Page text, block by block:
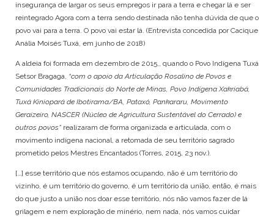
insegurança de largar os seus empregos ir para a terra e chegar lá e ser
reintegrado Agora com a terra sendo destinada não tenha dúvida de que o
povo vai para a terra. O povo vai estar lá. (Entrevista concedida por Cacique
Anália Moisés Tuxá, em junho de 2018)
A aldeia foi formada em dezembro de 2015,, quando o Povo Indígena Tuxá
Setsor Bragaga, “com o apoio da Articulação Rosalino de Povos e
Comunidades Tradicionais do Norte de Minas, Povo Indígena Xakriabá,
Tuxá Kiniopará de Ibotirama/BA, Pataxó, Pankararu, Movimento
Geraizeiro, NASCER (Núcleo de Agricultura Sustentável do Cerrado) e
outros povos” realizaram de forma organizada e articulada, com o
movimento indígena nacional, a retomada de seu território sagrado
prometido pelos Mestres Encantados (Torres, 2015, 23 nov.).
[…] esse território que nós estamos ocupando, não é um território do
vizinho, é um território do governo, é um território da união, então, é mais
do que justo a união nos doar esse território, nós não vamos fazer de lá
grilagem e nem exploração de minério, nem nada, nós vamos cuidar